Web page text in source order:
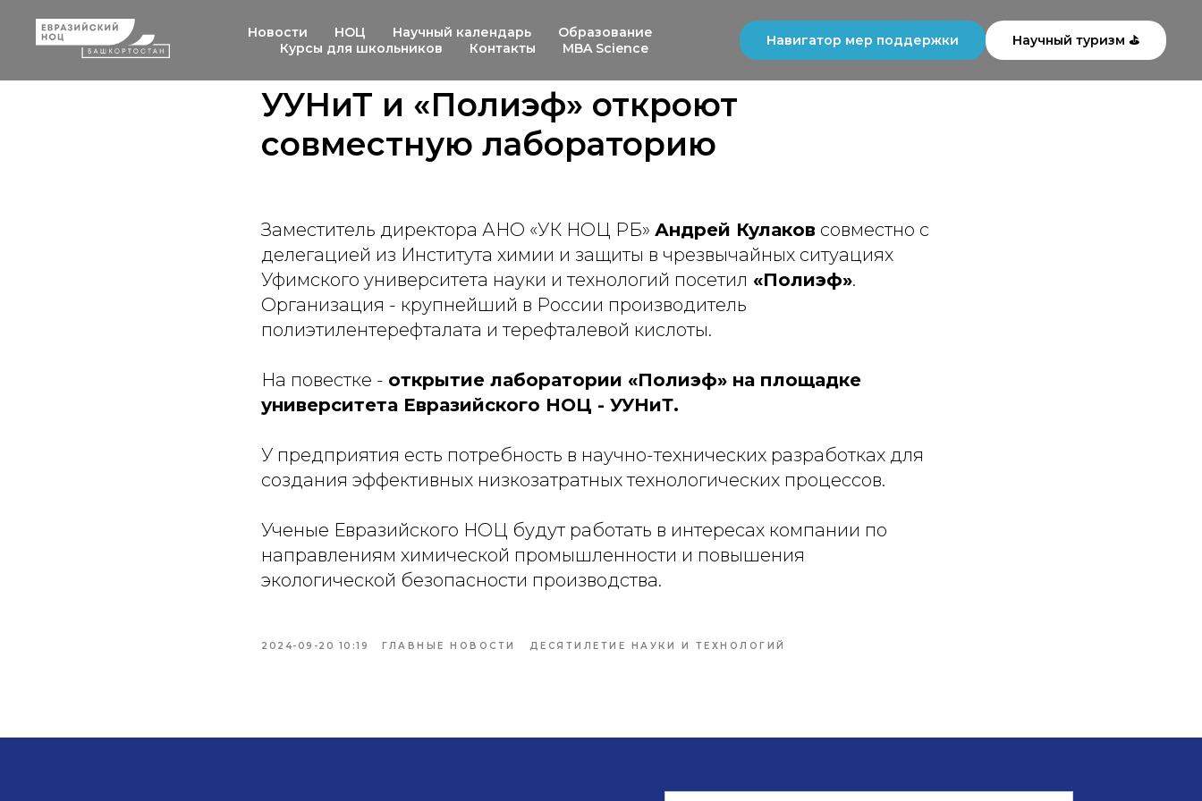
Новости НОЦ Научный календарь
Образование
Курсы для школьников
Контакты MBA Science
Навигатор мер поддержки Научный туризм ⛳
УУНиТ и «Полиэф» откроют
совместную лабораторию
Заместитель директора АНО «УК НОЦ РБ» Андрей Кулаков совместно с
делегацией из Института химии и защиты в чрезвычайных ситуациях
Уфимского университета науки и технологий посетил «Полиэф».
Организация - крупнейший в России производитель
полиэтилентерефталата и терефталевой кислоты.
На повестке - открытие лаборатории «Полиэф» на площадке
университета Евразийского НОЦ - УУНиТ.
У предприятия есть потребность в научно-технических разработках для
создания эффективных низкозатратных технологических процессов.
Ученые Евразийского НОЦ будут работать в интересах компании по
направлениям химической промышленности и повышения
экологической безопасности производства.
2024-09-20 10:19 ГЛАВНЫЕ НОВОСТИ ДЕСЯТИЛЕТИЕ НАУКИ И ТЕХНОЛОГИЙ